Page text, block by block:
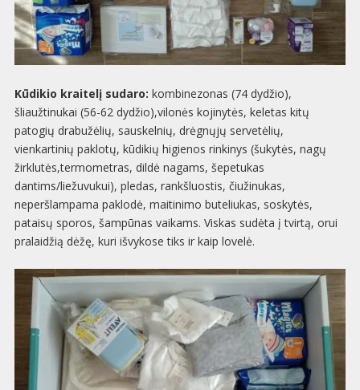
Kūdikio kraitelį sudaro: kombinezonas (74 dydžio),
šliaužtinukai (56-62 dydžio),vilonės kojinytės, keletas kitų
patogių drabužėlių, sauskelnių, drėgnųjų servetėlių,
vienkartinių paklotų, kūdikių higienos rinkinys (šukytės, nagų
žirklutės,termometras, dildė nagams, šepetukas
dantims/liežuvukui), pledas, rankšluostis, čiužinukas,
neperšlampama paklodė, maitinimo buteliukas, soskytės,
pataisų sporos, šampūnas vaikams. Viskas sudėta į tvirtą, orui
pralaidžią dėžę, kuri išvykose tiks ir kaip lovelė.